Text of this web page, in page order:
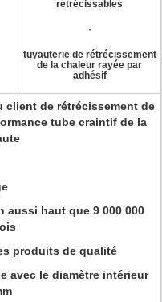
rétrécissables
tuyauterie de rétrécissement
de la chaleur rayée par
adhésif
client de rétrécissement de
tube craintif de la
aussi haut que 9 000 000
produits de qualité
avec le diamètre intérieur